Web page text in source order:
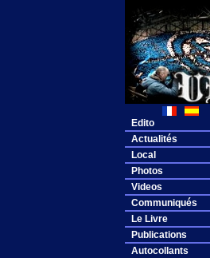
Edito
Actualités
Local
Photos
Videos
Communiqués
Le Livre
Publications
Autocollants